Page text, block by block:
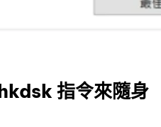
指令來隨身